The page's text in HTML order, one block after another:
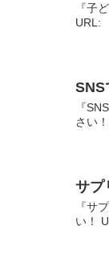
『子
URL:
SNS
『
さい
サプ
『サ
い！